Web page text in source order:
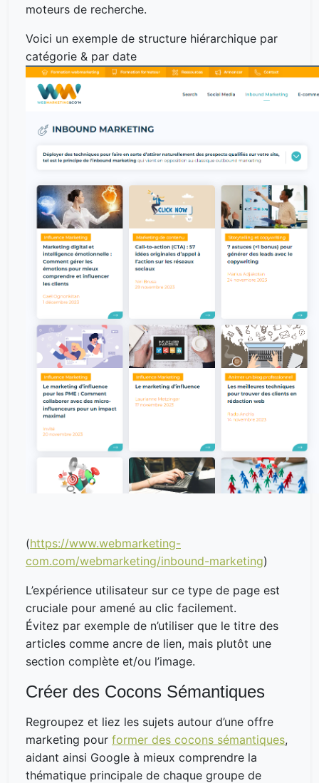
moteurs de recherche.
Voici un exemple de structure hiérarchique par
catégorie & par date
(https://www.webmarketing-
com.com/webmarketing/inbound-marketing)
L’expérience utilisateur sur ce type de page est
cruciale pour amené au clic facilement.
Évitez par exemple de n’utiliser que le titre des
articles comme ancre de lien, mais plutôt une
section complète et/ou l’image.
Créer des Cocons Sémantiques
Regroupez et liez les sujets autour d’une offre
marketing pour former des cocons sémantiques,
aidant ainsi Google à mieux comprendre la
thématique principale de chaque groupe de